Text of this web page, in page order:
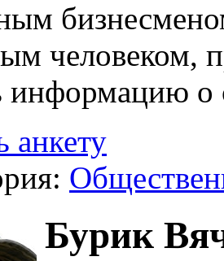
человеком,
информацию о
анкету
Бурик